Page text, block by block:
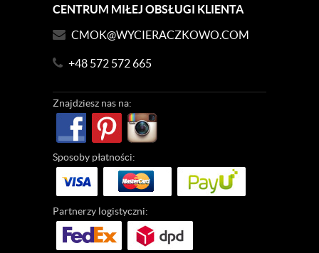
CENTRUM MIŁEJ OBSŁUGI KLIENTA
CMOK@WYCIERACZKOWO.COM
+48 572 572 665
Znajdziesz nas na:
Sposoby płatności:
Partnerzy logistyczni: